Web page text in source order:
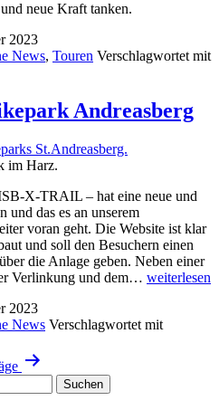
neue Kraft tanken.
2023
News, Touren Verschlagwortet mit
Andreasberg
im Harz.
X-TRAIL – hat eine neue und
und das es an unserem
voran geht. Die Website ist klar
und soll den Besuchern einen
die Anlage geben. Neben einer
Verlinkung und dem… NEUE
Bikepark
weiterlesen
2023
News Verschlagwortet mit